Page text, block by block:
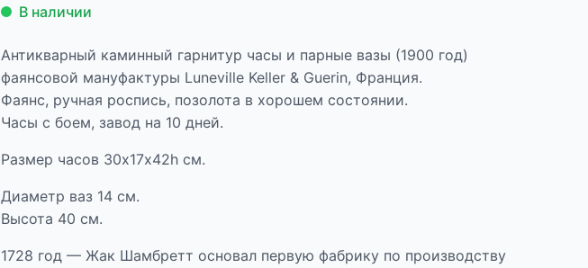
В наличии
Антикварный каминный гарнитур часы и парные вазы (1900 год)
фаянсовой мануфактуры Luneville Keller & Guerin, Франция.
Фаянс, ручная роспись, позолота в хорошем состоянии.
Часы с боем, завод на 10 дней.
Размер часов 30х17х42h см.
Диаметр ваз 14 см.
Высота 40 см.
1728 год — Жак Шамбретт основал первую фабрику по производству